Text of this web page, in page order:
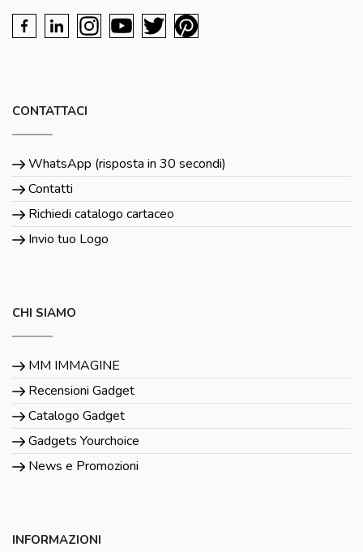
CONTATTACI
WhatsApp (risposta in 30 secondi)
Contatti
Richiedi catalogo cartaceo
Invio tuo Logo
CHI SIAMO
MM IMMAGINE
Recensioni Gadget
Catalogo Gadget
Gadgets Yourchoice
News e Promozioni
INFORMAZIONI